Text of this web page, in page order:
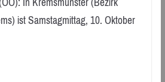
ist Samstagmittag, 10. Oktober